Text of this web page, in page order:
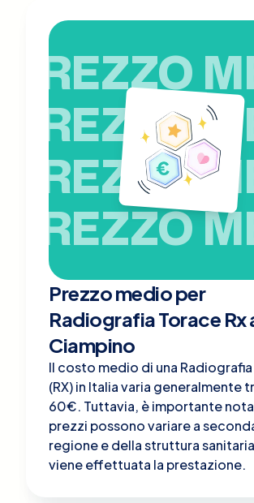
PREZZO
PREZZO
PREZZO
PREZZO
Prezzo medio per
Radiografia Torace Rx
Ciampino
Il costo medio di una
(RX) in Italia varia generalmente
60€. Tuttavia, è importante
prezzi possono variare a
regione e della struttura
viene effettuata la prestazione.